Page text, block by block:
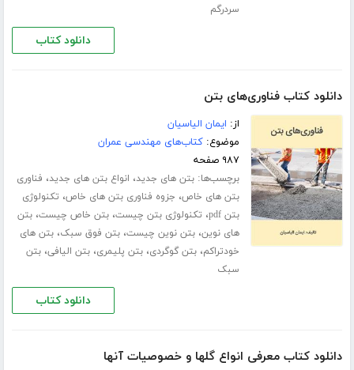
سردرگم
دانلود کتاب
دانلود کتاب فناوری‌های بتن
از: ایمان الیاسیان
موضوع:کتاب‌های مهندسی عمران
۹۸۷ صفحه
برچسب‌ها:بتن های جدید، انواع بتن های جدید، فناوری
بتن های خاص، جزوه فناوری بتن های خاص، تکنولوژی
بتن pdf
، تکنولوژی بتن چیست،بتن خاص چیست،بتن
های نوین،بتن نوین چیست،بتن فوق سبک،بتن های
خودتراکم،بتن گوگردی،بتن پلیمری،بتن الیافی،بتن
سبک
دانلود کتاب
دانلود کتاب معرفی انواع گلها و خصوصیات آنها